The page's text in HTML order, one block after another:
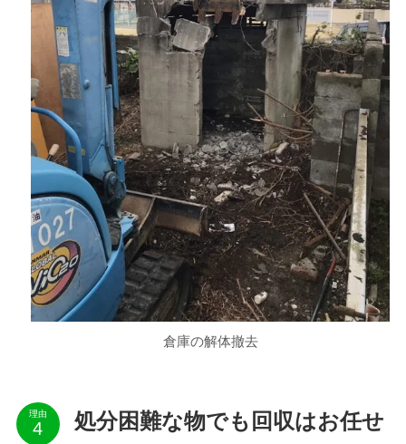
倉庫の解体撤去
理由
処分困難な物でも回収はお任せ